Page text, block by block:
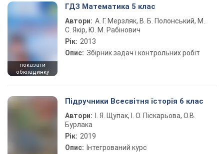
показати
обкладинку
ГДЗ Математика 5 клас
Автори: А. Г. Мерзляк, В. Б. Полонський, М.
С. Якір, Ю. М. Рабінович
Рік: 2013
Опис: Збірник задач і контрольних робіт
Підручники Всесвітня історія 6 клас
Автори:
І. Я. Щупак, І. О. Піскарьова, О.В.
Бурлака
Рік: 2019
Опис: Інтегрований курс